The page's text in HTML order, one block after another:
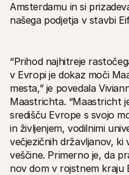
Amsterdamu in si
našega podjetja v stavbi
“Prihod najhitreje
v Evropi je dokaz moči
mesta,” je povedala
Maastrichta. “Maastricht
središču Evrope s svojo
in življenjem, vodilnimi
večjezičnih državljanov, ki
veščine. Primerno je, da
nov dom v rojstnem kraju